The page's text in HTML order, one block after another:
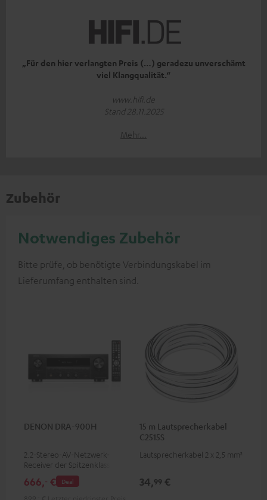
„Für den hier verlangten Preis (…) geradezu unverschämt
viel Klangqualität.“
www.hifi.de
Stand 28.11.2025
Mehr...
Zubehör
Notwendiges Zubehör
Bitte prüfe, ob benötigte Verbindungskabel im
Lieferumfang enthalten sind.
DENON DRA-900H
2.2-Stereo-AV-Netzwerk-
Receiver der Spitzenklasse mit
145 Watt pro Kanal an 6 Ohm,
USB-Playback sowie weitere
Deal
666,‐ €
15 m Lautsprecherkabel
C2515S
Lautsprecherkabel 2 x 2,5 mm²
34,99 €